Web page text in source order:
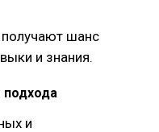
получают шанс
и знания.
подхода
и